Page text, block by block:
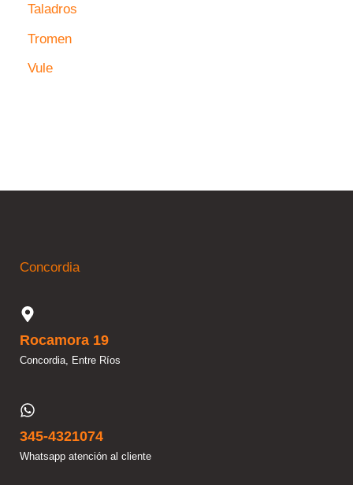
Taladros
Tromen
Vule
Concordia
Rocamora 19
Concordia, Entre Ríos
345-4321074
Whatsapp atención al cliente